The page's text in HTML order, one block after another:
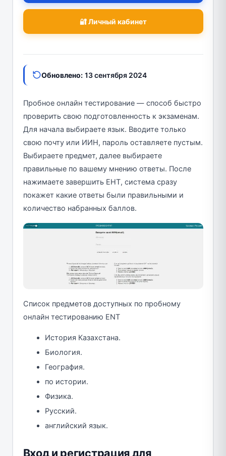
🔐 Личный кабинет
Обновлено: 13 сентября 2024
Пробное онлайн тестирование — способ быстро
проверить свою подготовленность к экзаменам.
Для начала выбираете язык. Вводите только
свою почту или ИИН, пароль оставляете пустым.
Выбираете предмет, далее выбираете
правильные по вашему мнению ответы. После
нажимаете завершить ЕНТ, система сразу
покажет какие ответы были правильными и
количество набранных баллов.
Список предметов доступных по пробному
онлайн тестированию ENT
История Казахстана.
Биология.
География.
по истории.
Физика.
Русский.
английский язык.
Вход и регистрация для